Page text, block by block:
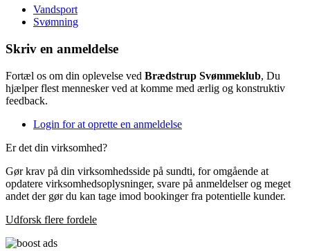
Vandsport
Svømning
Skriv en anmeldelse
Fortæl os om din oplevelse ved Brædstrup Svømmeklub, Du
hjælper flest mennesker ved at komme med ærlig og konstruktiv
feedback.
Login for at oprette en anmeldelse
Er det din virksomhed?
Gør krav på din virksomhedsside på sundti, for omgående at
opdatere virksomhedsoplysninger, svare på anmeldelser og meget
andet der gør du kan tage imod bookinger fra potentielle kunder.
Udforsk flere fordele